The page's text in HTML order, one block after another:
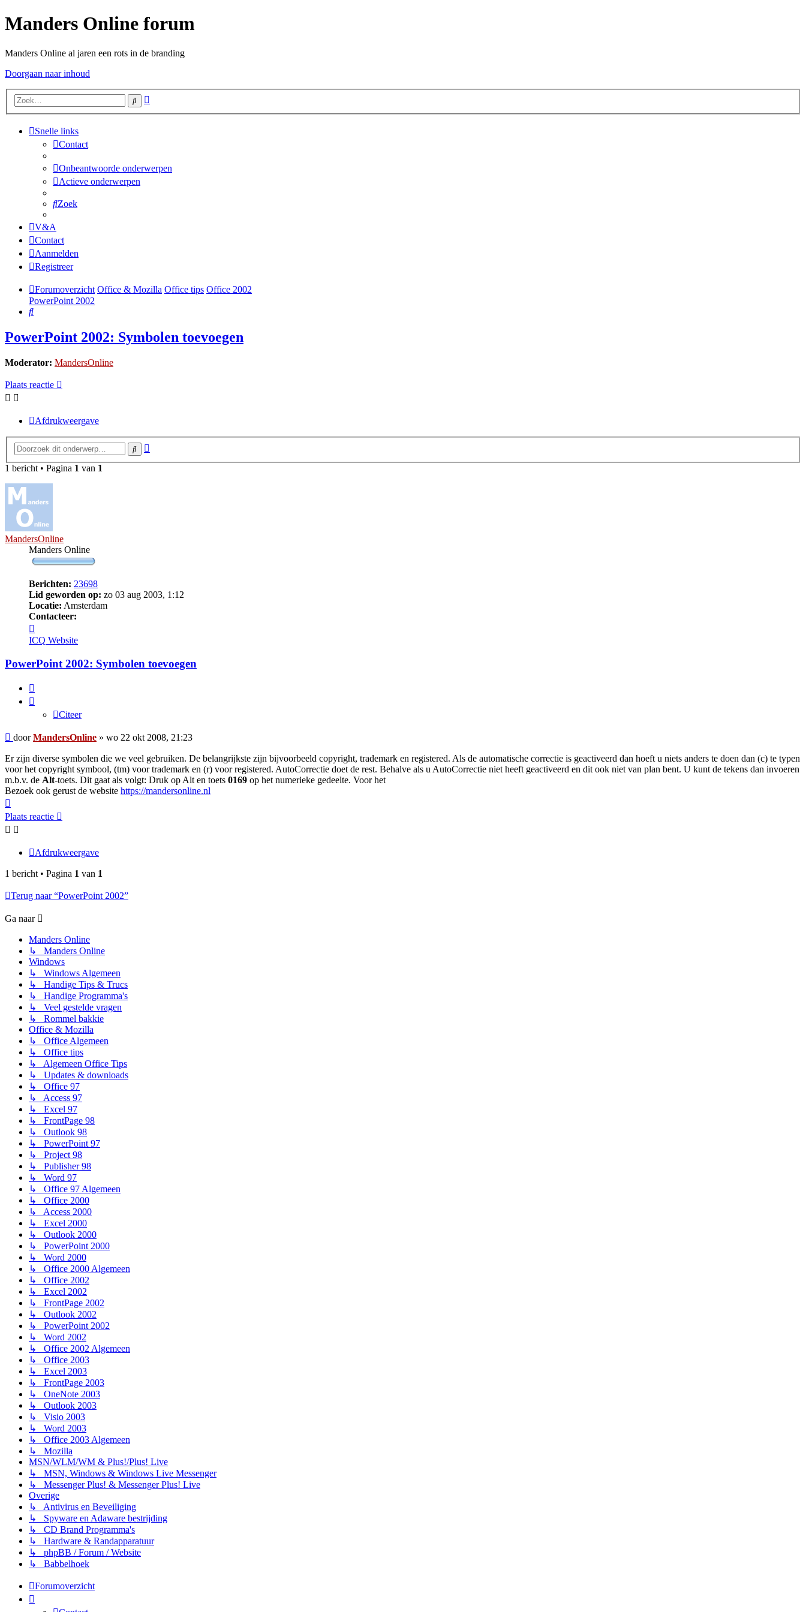
Manders Online forum
Manders Online al jaren een rots in de branding
Doorgaan naar inhoud
Zoek
Snelle links
Contact
Onbeantwoorde onderwerpen
Actieve onderwerpen
Zoek
V&A
Contact
Aanmelden
Registreer
Forumoverzicht Office & Mozilla Office tips Office 2002
PowerPoint 2002
Zoek
PowerPoint 2002: Symbolen toevoegen
Moderator: MandersOnline
Plaats reactie
Afdrukweergave
Zoek
1 bericht • Pagina 1 van 1
MandersOnline
Manders Online
Berichten: 23698
Lid geworden op: zo 03 aug 2003, 1:12
Locatie: Amsterdam
Contacteer:
MandersOnline
ICQ Website
PowerPoint 2002: Symbolen toevoegen
Citeer
Bericht
doorMandersOnline » wo 22 okt 2008, 21:23
Er zijn diverse symbolen die we veel gebruiken. De belangrijkste zijn bijvoorbeeld copyright, trademark en registered. Als de automatische correctie is geactiveerd dan hoeft u niets anders te doen dan (c) te typen
voor het copyright symbool, (tm) voor trademark en (r) voor registered. AutoCorrectie doet de rest. Behalve als u AutoCorrectie niet heeft geactiveerd en dit ook niet van plan bent. U kunt de tekens dan invoeren
m.b.v. de Alt-toets. Dit gaat als volgt: Druk op Alt en toets 0169 op het numerieke gedeelte. Voor het
Bezoek ook gerust de website https://mandersonline.nl
Plaats reactie
Afdrukweergave
1 bericht • Pagina 1 van 1
Terug naar “PowerPoint 2002”
Ga naar
Manders Online
↳ Manders Online
Windows
↳ Windows Algemeen
↳ Handige Tips & Trucs
↳ Handige Programma's
↳ Veel gestelde vragen
↳ Rommel bakkie
Office & Mozilla
↳ Office Algemeen
↳ Office tips
↳ Algemeen Office Tips
↳ Updates & downloads
↳ Office 97
↳ Access 97
↳ Excel 97
↳ FrontPage 98
↳ Outlook 98
↳ PowerPoint 97
↳ Project 98
↳ Publisher 98
↳ Word 97
↳ Office 97 Algemeen
↳ Office 2000
↳ Access 2000
↳ Excel 2000
↳ Outlook 2000
↳ PowerPoint 2000
↳ Word 2000
↳ Office 2000 Algemeen
↳ Office 2002
↳ Excel 2002
↳ FrontPage 2002
↳ Outlook 2002
↳ PowerPoint 2002
↳ Word 2002
↳ Office 2002 Algemeen
↳ Office 2003
↳ Excel 2003
↳ FrontPage 2003
↳ OneNote 2003
↳ Outlook 2003
↳ Visio 2003
↳ Word 2003
↳ Office 2003 Algemeen
↳ Mozilla
MSN/WLM/WM & Plus!/Plus! Live
↳ MSN, Windows & Windows Live Messenger
↳ Messenger Plus! & Messenger Plus! Live
Overige
↳ Antivirus en Beveiliging
↳ Spyware en Adaware bestrijding
↳ CD Brand Programma's
↳ Hardware & Randapparatuur
↳ phpBB / Forum / Website
↳ Babbelhoek
Forumoverzicht